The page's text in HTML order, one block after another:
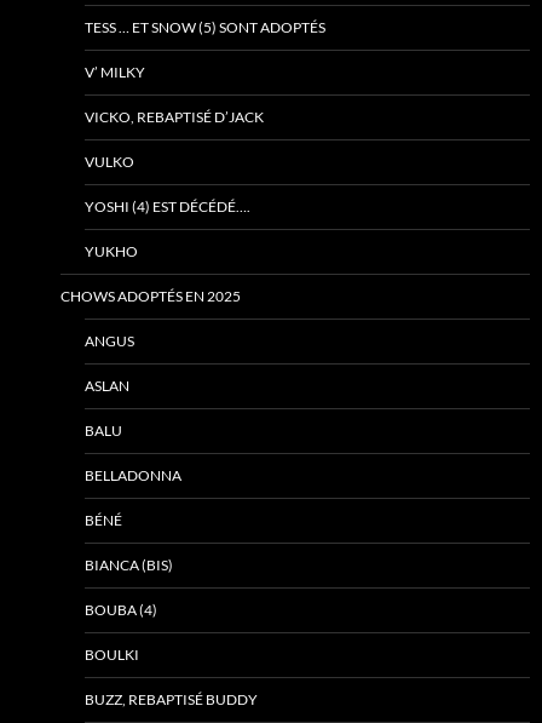
TESS … ET SNOW (5) SONT ADOPTÉS
V’ MILKY
VICKO, REBAPTISÉ D’JACK
VULKO
YOSHI (4) EST DÉCÉDÉ….
YUKHO
CHOWS ADOPTÉS EN 2025
ANGUS
ASLAN
BALU
BELLADONNA
BÉNÉ
BIANCA (BIS)
BOUBA (4)
BOULKI
BUZZ, REBAPTISÉ BUDDY